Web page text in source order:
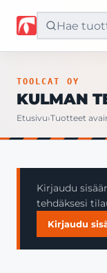
Etusivu
Yritys
Yhteystiedot
TOOLCAT OY
KULMAN
Etusivu›Tuotteet
Kirjaudu
tehdäksesi
Kirjaudu